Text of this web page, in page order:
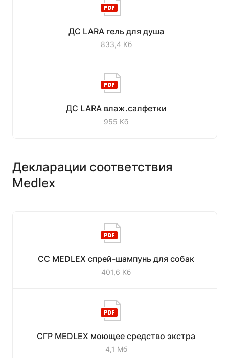
ДС LARA гель для душа
833,4 Кб
ДС LARA влаж.салфетки
955 Кб
Декларации соответствия
Medlex
СС MEDLEX спрей-шампунь для собак
401,6 Кб
СГР MEDLEX моющее средство экстра
4,1 Мб